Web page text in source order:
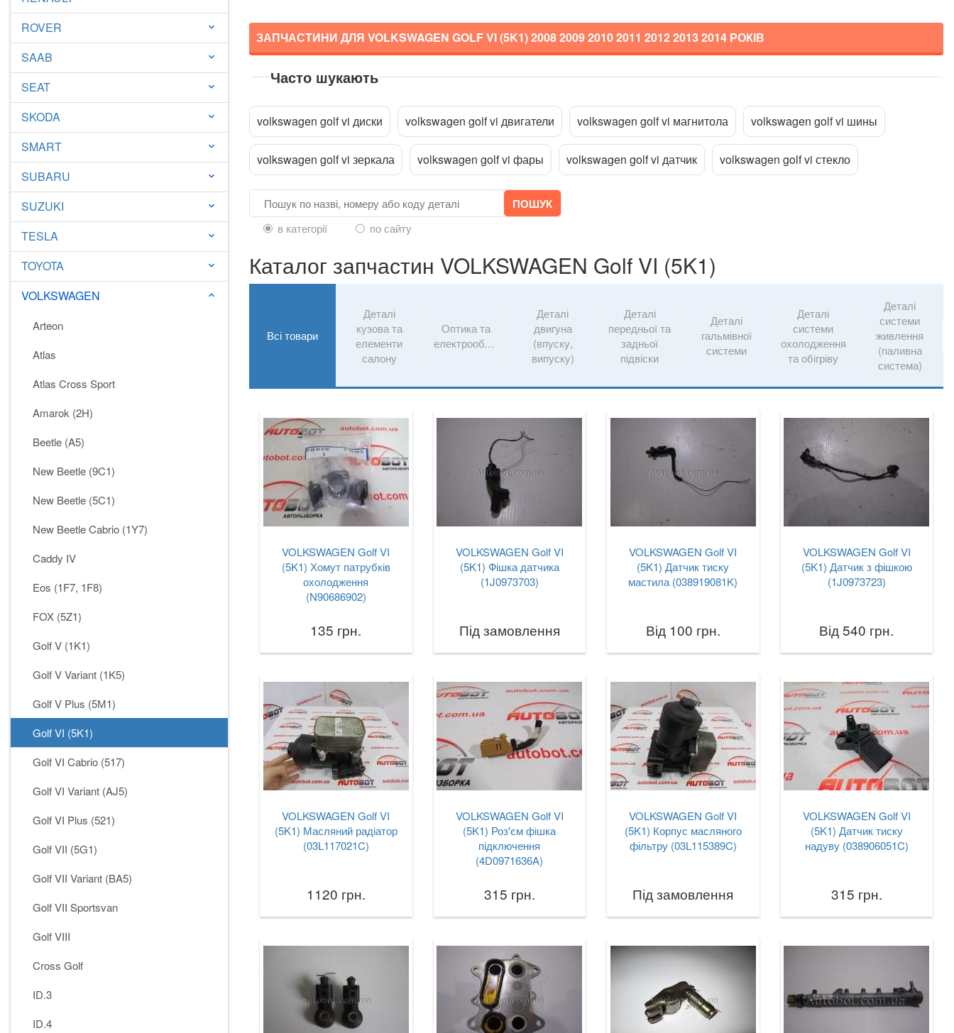
ROVER keyboard_arrow_down
SAAB keyboard_arrow_down
SEAT keyboard_arrow_down
SKODA keyboard_arrow_down
SMART keyboard_arrow_down
SUBARU keyboard_arrow_down
SUZUKI keyboard_arrow_down
TESLA keyboard_arrow_down
TOYOTA keyboard_arrow_down
VOLKSWAGEN keyboard_arrow_down
Arteon
Atlas
Atlas Cross Sport
Amarok (2H)
Beetle (A5)
New Beetle (9C1)
New Beetle (5C1)
New Beetle Cabrio (1Y7)
Caddy IV
Eos (1F7, 1F8)
FOX (5Z1)
Golf V (1K1)
Golf V Variant (1K5)
Golf V Plus (5М1)
Golf VI (5K1)
Golf VI Cabrio (517)
Golf VI Variant (AJ5)
Golf VI Plus (521)
Golf VII (5G1)
Golf VII Variant (BA5)
Golf VII Sportsvan
Golf VIII
Cross Golf
ID.3
ID.4
attach_fileПрикріпити файл
ЗАПЧАСТИНИ ДЛЯ VOLKSWAGEN GOLF VI (5K1)2008 2009 2010 2011 2012 2013 2014 РОКІВ
Часто шукають
volkswagen golf vi диски volkswagen golf vi двигатели volkswagen golf vi магнитола volkswagen golf vi шины
volkswagen golf vi зеркала volkswagen golf vi фары volkswagen golf vi датчик volkswagen golf vi стекло
в категорії по сайту
Каталог запчастин VOLKSWAGEN Golf VI (5K1)
Всі товари
Деталі
кузова та
елементи
салону
Оптика та
електрообладнання
Деталі
двигуна
(впуску,
випуску)
Деталі
передньої та
задньої
підвіски
Деталі
гальмівної
системи
Деталі
системи
охолодження
та обігріву
Деталі
системи
живлення
(паливна
система)
VOLKSWAGEN Golf VI
(5K1) Хомут патрубків
охолодження
(N90686902)
135 грн.
VOLKSWAGEN Golf VI
(5K1) Фішка датчика
(1J0973703)
Під замовлення
VOLKSWAGEN Golf VI
(5K1) Датчик тиску
мастила (038919081K)
Від 100 грн.
VOLKSWAGEN Golf VI
(5K1) Датчик з фішкою
(1J0973723)
Від 540 грн.
VOLKSWAGEN Golf VI
(5K1) Масляний радіатор
(03L117021C)
1120 грн.
VOLKSWAGEN Golf VI
(5K1) Роз'єм фішка
підключення
(4D0971636A)
315 грн.
VOLKSWAGEN Golf VI
(5K1) Корпус масляного
фільтру (03L115389C)
Під замовлення
VOLKSWAGEN Golf VI
(5K1) Датчик тиску
надуву (038906051C)
315 грн.